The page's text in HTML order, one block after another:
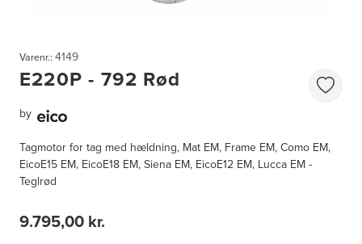
Varenr.: 4149
E220P - 792 Rød
by
Tagmotor for tag med hældning, Mat EM, Frame EM, Como EM,
EicoE15 EM, EicoE18 EM, Siena EM, EicoE12 EM, Lucca EM -
Teglrød
9.795,00 kr.